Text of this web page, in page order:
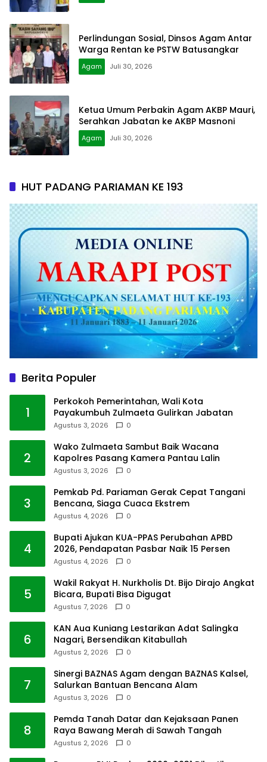
Perlindungan Sosial, Dinsos Agam Antar
Warga Rentan ke PSTW Batusangkar
Agam Juli 30, 2026
Ketua Umum Perbakin Agam AKBP Mauri,
Serahkan Jabatan ke AKBP Masnoni
Agam Juli 30, 2026
HUT PADANG PARIAMAN KE 193
Berita Populer
1
Perkokoh Pemerintahan, Wali Kota
Payakumbuh Zulmaeta Gulirkan Jabatan
Agustus 3, 2026 0
2
Wako Zulmaeta Sambut Baik Wacana
Kapolres Pasang Kamera Pantau Lalin
Agustus 3, 2026 0
3
Pemkab Pd. Pariaman Gerak Cepat Tangani
Bencana, Siaga Cuaca Ekstrem
Agustus 4, 2026 0
4
Bupati Ajukan KUA-PPAS Perubahan APBD
2026, Pendapatan Pasbar Naik 15 Persen
Agustus 4, 2026 0
5
Wakil Rakyat H. Nurkholis Dt. Bijo Dirajo Angkat
Bicara, Bupati Bisa Digugat
Agustus 7, 2026 0
6
KAN Aua Kuniang Lestarikan Adat Salingka
Nagari, Bersendikan Kitabullah
Agustus 2, 2026 0
7
Sinergi BAZNAS Agam dengan BAZNAS Kalsel,
Salurkan Bantuan Bencana Alam
Agustus 3, 2026 0
8
Pemda Tanah Datar dan Kejaksaan Panen
Raya Bawang Merah di Sawah Tangah
Agustus 2, 2026 0